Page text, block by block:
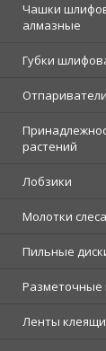
Чашки
алмазные
Губки
растений
Лобзики
Молотки
Пильные
Разметочные
Ленты